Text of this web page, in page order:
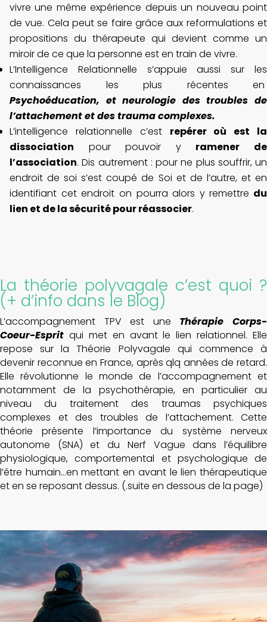
vivre une même expérience depuis un nouveau point
de vue. Cela peut se faire grâce aux reformulations et
propositions du thérapeute qui devient comme un
miroir de ce que la personne est en train de vivre.
L’Intelligence Relationnelle s’appuie aussi sur les
connaissances les plus récentes en
Psychoéducation, et neurologie des troubles de
l’attachement et des trauma complexes.
L’intelligence relationnelle c’est repérer où est la
dissociation pour pouvoir y ramener de
l’association. Dis autrement : pour ne plus souffrir, un
endroit de soi s’est coupé de Soi et de l’autre, et en
identifiant cet endroit on pourra alors y remettre du
lien et de la sécurité pour réassocier.
La théorie polyvagale c’est quoi ?
(+ d’info dans le Blog)
L’accompagnement TPV est une Thérapie Corps-
Coeur-Esprit qui met en avant le lien relationnel. Elle
repose sur la Théorie Polyvagale qui commence à
devenir reconnue en France, après qlq années de retard.
Elle révolutionne le monde de l’accompagnement et
notamment de la psychothérapie, en particulier au
niveau du traitement des traumas psychiques
complexes et des troubles de l’attachement. Cette
théorie présente l’importance du système nerveux
autonome (SNA) et du Nerf Vague dans l’équilibre
physiologique, comportemental et psychologique de
l’être humain…en mettant en avant le lien thérapeutique
et en se reposant dessus. (.suite en dessous de la page)